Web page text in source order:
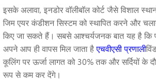
इसके अलावा, इनडोर वॉलीबॉल कोर्ट जैसे विशाल
जिम एयर कंडीशन सिस्टम को स्थापित करने और
किए जा सकते हैं। सबसे आश्चर्यजनक बात यह है कि
अपने आप ही वापस मिल जाता हैएचवीएसी प्रणाली
कूलिंग पर ऊर्जा लागत को 30% तक और सर्दियों के
रूप से कम कर देंगे।